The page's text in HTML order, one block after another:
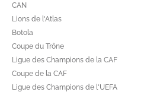
CAN
Lions de l'Atlas
Botola
Coupe du Trône
Ligue des Champions de la CAF
Coupe de la CAF
Ligue des Champions de l'UEFA